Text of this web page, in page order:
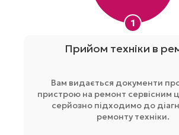
1
Прийом техніки в
Вам видається документи
пристрою на ремонт сервісним
серйозно підходимо до
ремонту техніки.